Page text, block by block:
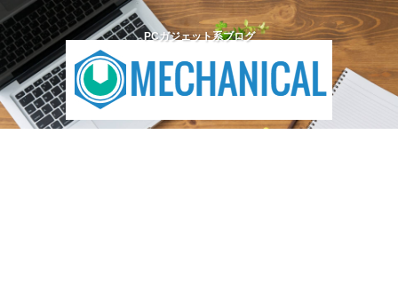
PCガジェット系ブログ